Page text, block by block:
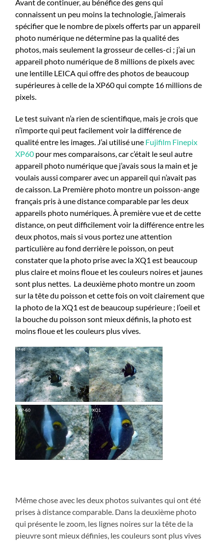
Avant de continuer, au bénéfice des gens qui
connaissent un peu moins la technologie, j’aimerais
spécifier que le nombre de pixels offerts par un appareil
photo numérique ne détermine pas la qualité des
photos, mais seulement la grosseur de celles-ci ; j’ai un
appareil photo numérique de 8 millions de pixels avec
une lentille LEICA qui offre des photos de beaucoup
supérieures à celle de la XP60 qui compte 16 millions de
pixels.
Le test suivant n’a rien de scientifique, mais je crois que
n’importe qui peut facilement voir la différence de
qualité entre les images. J’ai utilisé une Fujifilm Finepix
XP60 pour mes comparaisons, car c’était le seul autre
appareil photo numérique que j’avais sous la main et je
voulais aussi comparer avec un appareil qui n’avait pas
de caisson. La Première photo montre un poisson-ange
français pris à une distance comparable par les deux
appareils photo numériques. À première vue et de cette
distance, on peut difficilement voir la différence entre les
deux photos, mais si vous portez une attention
particulière au fond derrière le poisson, on peut
constater que la photo prise avec la XQ1 est beaucoup
plus claire et moins floue et les couleurs noires et jaunes
sont plus nettes. La deuxième photo montre un zoom
sur la tête du poisson et cette fois on voit clairement que
la photo de la XQ1 est de beaucoup supérieure ; l’oeil et
la bouche du poisson sont mieux définis, la photo est
moins floue et les couleurs plus vives.
Même chose avec les deux photos suivantes qui ont été
prises à distance comparable. Dans la deuxième photo
qui présente le zoom, les lignes noires sur la tête de la
pieuvre sont mieux définies, les couleurs sont plus vives